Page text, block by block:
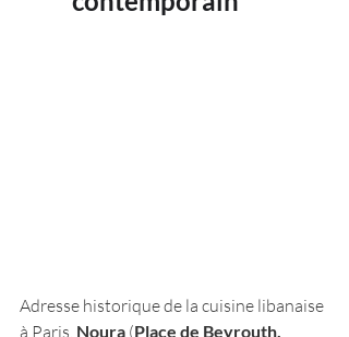
Adresse historique de la cuisine libanaise
à Paris, Noura (Place de Beyrouth,